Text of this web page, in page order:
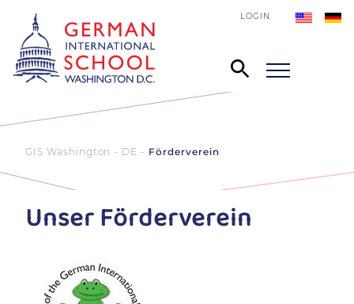
LOGIN
GIS Washington - DE Förderverein
Unser Förderverein